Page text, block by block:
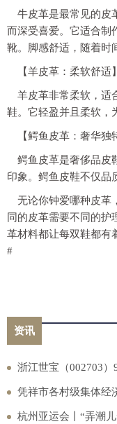
牛皮革是最常见的皮
而深受喜爱。它适合制
靴。脚感舒适，随着时
【羊皮革：柔软舒适】
羊皮革非常柔软，适
鞋。它轻盈并且柔软，
【鳄鱼皮革：奢华独
鳄鱼皮革是奢侈品皮
印象。鳄鱼皮鞋不仅品
无论你钟爱哪种皮革
同的皮革需要不同的护
革材料都让每双鞋都有
#
资讯
浙江世宝（002703
凭祥市各村级集体经
杭州亚运会丨“弄潮